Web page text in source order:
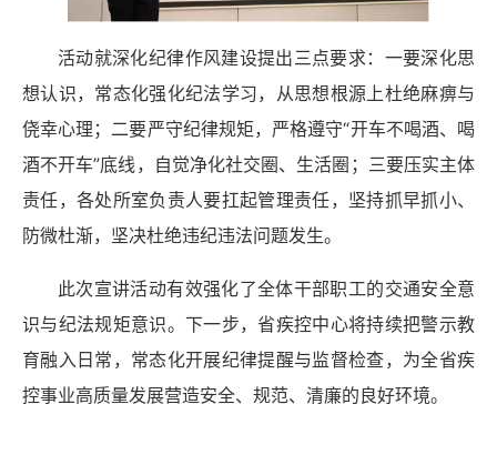
活动就深化纪律作风建设提出三点要求：一要深化思
想认识，常态化强化纪法学习，从思想根源上杜绝麻痹与
侥幸心理；二要严守纪律规矩，严格遵守“开车不喝酒、喝
酒不开车”底线，自觉净化社交圈、生活圈；三要压实主体
责任，各处所室负责人要扛起管理责任，坚持抓早抓小、
防微杜渐，坚决杜绝违纪违法问题发生。
此次宣讲活动有效强化了全体干部职工的交通安全意
识与纪法规矩意识。下一步，省疾控中心将持续把警示教
育融入日常，常态化开展纪律提醒与监督检查，为全省疾
控事业高质量发展营造安全、规范、清廉的良好环境。